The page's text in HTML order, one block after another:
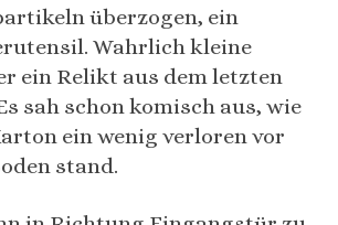
überzogen, ein
Wahrlich kleine
ein Relikt aus dem letzten
sah schon komisch aus, wie
ein wenig verloren vor
stand.